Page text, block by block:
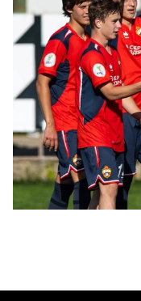
ЮФЛ: Московское
3 АВГУСТА 2026 14:15